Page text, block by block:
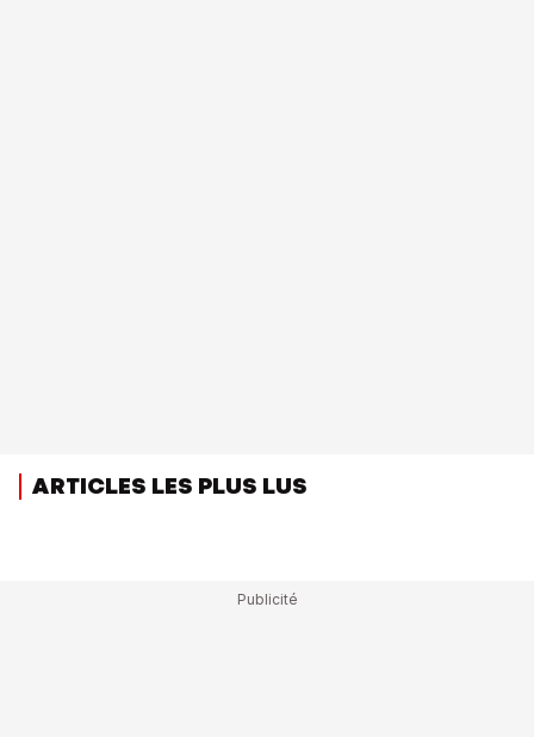
ARTICLES LES PLUS LUS